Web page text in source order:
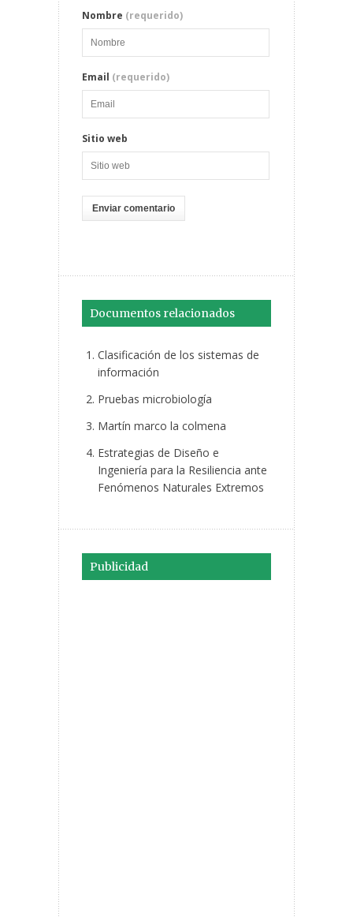
Nombre (requerido)
Email (requerido)
Sitio web
Documentos relacionados
Clasificación de los sistemas de
información
Pruebas microbiología
Martín marco la colmena
Estrategias de Diseño e
Ingeniería para la Resiliencia ante
Fenómenos Naturales Extremos
Publicidad